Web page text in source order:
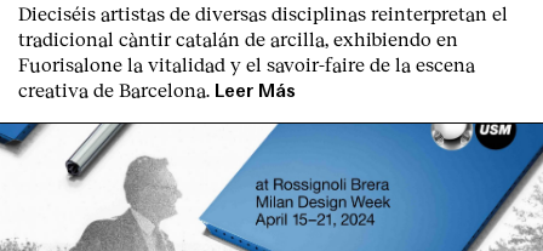
Dieciséis artistas de diversas disciplinas reinterpretan el
tradicional càntir catalán de arcilla, exhibiendo en
Fuorisalone la vitalidad y el savoir-faire de la escena
creativa de Barcelona. Leer Más